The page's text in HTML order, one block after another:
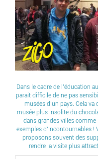
Dans le cadre de l’éducation
parait difficile de ne pas
musées d’un pays. Cela
musée plus insolite du
dans grandes villes
exemples d’incontournables
proposons souvent des
rendre la